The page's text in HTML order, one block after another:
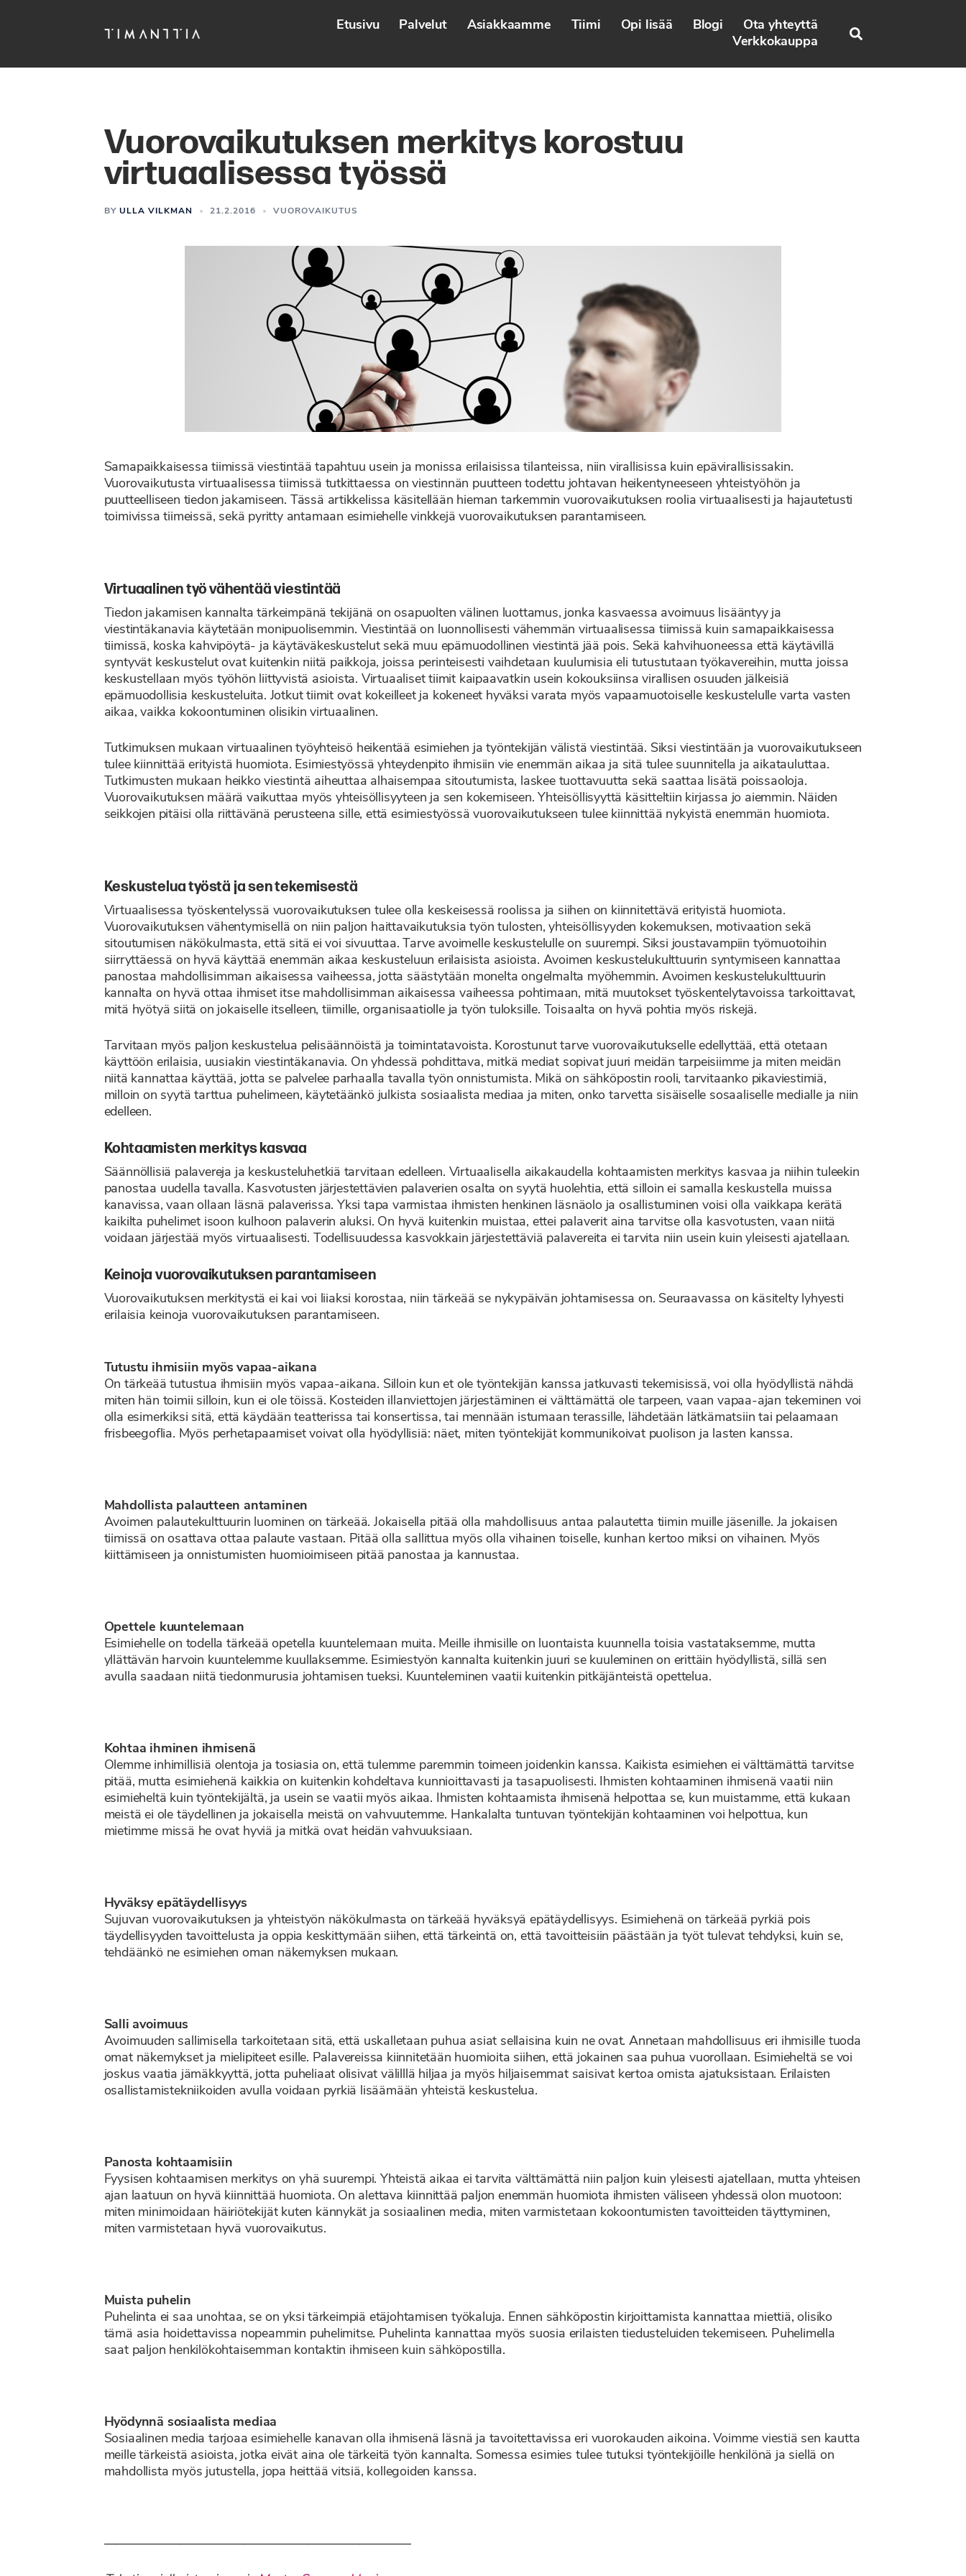
Etusivu Palvelut Asiakkaamme Tiimi Opi lisää Blogi
Ota yhteyttä
Verkkokauppa
Search
Vuorovaikutuksen merkitys korostuu
virtuaalisessa työssä
BY ULLA VILKMAN 21.2.2016 VUOROVAIKUTUS
Samapaikkaisessa tiimissä viestintää tapahtuu usein ja monissa erilaisissa tilanteissa, niin virallisissa kuin epävirallisissakin.
Vuorovaikutusta virtuaalisessa tiimissä tutkittaessa on viestinnän puutteen todettu johtavan heikentyneeseen yhteistyöhön ja
puutteelliseen tiedon jakamiseen. Tässä artikkelissa käsitellään hieman tarkemmin vuorovaikutuksen roolia virtuaalisesti ja hajautetusti
toimivissa tiimeissä, sekä pyritty antamaan esimiehelle vinkkejä vuorovaikutuksen parantamiseen.
Virtuaalinen työ vähentää viestintää
Tiedon jakamisen kannalta tärkeimpänä tekijänä on osapuolten välinen luottamus, jonka kasvaessa avoimuus lisääntyy ja
viestintäkanavia käytetään monipuolisemmin. Viestintää on luonnollisesti vähemmän virtuaalisessa tiimissä kuin samapaikkaisessa
tiimissä, koska kahvipöytä- ja käytäväkeskustelut sekä muu epämuodollinen viestintä jää pois. Sekä kahvihuoneessa että käytävillä
syntyvät keskustelut ovat kuitenkin niitä paikkoja, joissa perinteisesti vaihdetaan kuulumisia eli tutustutaan työkavereihin, mutta joissa
keskustellaan myös työhön liittyvistä asioista. Virtuaaliset tiimit kaipaavatkin usein kokouksiinsa virallisen osuuden jälkeisiä
epämuodollisia keskusteluita. Jotkut tiimit ovat kokeilleet ja kokeneet hyväksi varata myös vapaamuotoiselle keskustelulle varta vasten
aikaa, vaikka kokoontuminen olisikin virtuaalinen.
Tutkimuksen mukaan virtuaalinen työyhteisö heikentää esimiehen ja työntekijän välistä viestintää. Siksi viestintään ja vuorovaikutukseen
tulee kiinnittää erityistä huomiota. Esimiestyössä yhteydenpito ihmisiin vie enemmän aikaa ja sitä tulee suunnitella ja aikatauluttaa.
Tutkimusten mukaan heikko viestintä aiheuttaa alhaisempaa sitoutumista, laskee tuottavuutta sekä saattaa lisätä poissaoloja.
Vuorovaikutuksen määrä vaikuttaa myös yhteisöllisyyteen ja sen kokemiseen. Yhteisöllisyyttä käsitteltiin kirjassa jo aiemmin. Näiden
seikkojen pitäisi olla riittävänä perusteena sille, että esimiestyössä vuorovaikutukseen tulee kiinnittää nykyistä enemmän huomiota.
Keskustelua työstä ja sen tekemisestä
Virtuaalisessa työskentelyssä vuorovaikutuksen tulee olla keskeisessä roolissa ja siihen on kiinnitettävä erityistä huomiota.
Vuorovaikutuksen vähentymisellä on niin paljon haittavaikutuksia työn tulosten, yhteisöllisyyden kokemuksen, motivaation sekä
sitoutumisen näkökulmasta, että sitä ei voi sivuuttaa. Tarve avoimelle keskustelulle on suurempi. Siksi joustavampiin työmuotoihin
siirryttäessä on hyvä käyttää enemmän aikaa keskusteluun erilaisista asioista. Avoimen keskustelukulttuurin syntymiseen kannattaa
panostaa mahdollisimman aikaisessa vaiheessa, jotta säästytään monelta ongelmalta myöhemmin. Avoimen keskustelukulttuurin
kannalta on hyvä ottaa ihmiset itse mahdollisimman aikaisessa vaiheessa pohtimaan, mitä muutokset työskentelytavoissa tarkoittavat,
mitä hyötyä siitä on jokaiselle itselleen, tiimille, organisaatiolle ja työn tuloksille. Toisaalta on hyvä pohtia myös riskejä.
Tarvitaan myös paljon keskustelua pelisäännöistä ja toimintatavoista. Korostunut tarve vuorovaikutukselle edellyttää, että otetaan
käyttöön erilaisia, uusiakin viestintäkanavia. On yhdessä pohdittava, mitkä mediat sopivat juuri meidän tarpeisiimme ja miten meidän
niitä kannattaa käyttää, jotta se palvelee parhaalla tavalla työn onnistumista. Mikä on sähköpostin rooli, tarvitaanko pikaviestimiä,
milloin on syytä tarttua puhelimeen, käytetäänkö julkista sosiaalista mediaa ja miten, onko tarvetta sisäiselle sosaaliselle medialle ja niin
edelleen.
Kohtaamisten merkitys kasvaa
Säännöllisiä palavereja ja keskusteluhetkiä tarvitaan edelleen. Virtuaalisella aikakaudella kohtaamisten merkitys kasvaa ja niihin tuleekin
panostaa uudella tavalla. Kasvotusten järjestettävien palaverien osalta on syytä huolehtia, että silloin ei samalla keskustella muissa
kanavissa, vaan ollaan läsnä palaverissa. Yksi tapa varmistaa ihmisten henkinen läsnäolo ja osallistuminen voisi olla vaikkapa kerätä
kaikilta puhelimet isoon kulhoon palaverin aluksi. On hyvä kuitenkin muistaa, ettei palaverit aina tarvitse olla kasvotusten, vaan niitä
voidaan järjestää myös virtuaalisesti. Todellisuudessa kasvokkain järjestettäviä palavereita ei tarvita niin usein kuin yleisesti ajatellaan.
Keinoja vuorovaikutuksen parantamiseen
Vuorovaikutuksen merkitystä ei kai voi liiaksi korostaa, niin tärkeää se nykypäivän johtamisessa on. Seuraavassa on käsitelty lyhyesti
erilaisia keinoja vuorovaikutuksen parantamiseen.
Tutustu ihmisiin myös vapaa-aikana
On tärkeää tutustua ihmisiin myös vapaa-aikana. Silloin kun et ole työntekijän kanssa jatkuvasti tekemisissä, voi olla hyödyllistä nähdä
miten hän toimii silloin, kun ei ole töissä. Kosteiden illanviettojen järjestäminen ei välttämättä ole tarpeen, vaan vapaa-ajan tekeminen voi
olla esimerkiksi sitä, että käydään teatterissa tai konsertissa, tai mennään istumaan terassille, lähdetään lätkämatsiin tai pelaamaan
frisbeegoflia. Myös perhetapaamiset voivat olla hyödyllisiä: näet, miten työntekijät kommunikoivat puolison ja lasten kanssa.
Mahdollista palautteen antaminen
Avoimen palautekulttuurin luominen on tärkeää. Jokaisella pitää olla mahdollisuus antaa palautetta tiimin muille jäsenille. Ja jokaisen
tiimissä on osattava ottaa palaute vastaan. Pitää olla sallittua myös olla vihainen toiselle, kunhan kertoo miksi on vihainen. Myös
kiittämiseen ja onnistumisten huomioimiseen pitää panostaa ja kannustaa.
Opettele kuuntelemaan
Esimiehelle on todella tärkeää opetella kuuntelemaan muita. Meille ihmisille on luontaista kuunnella toisia vastataksemme, mutta
yllättävän harvoin kuuntelemme kuullaksemme. Esimiestyön kannalta kuitenkin juuri se kuuleminen on erittäin hyödyllistä, sillä sen
avulla saadaan niitä tiedonmurusia johtamisen tueksi. Kuunteleminen vaatii kuitenkin pitkäjänteistä opettelua.
Kohtaa ihminen ihmisenä
Olemme inhimillisiä olentoja ja tosiasia on, että tulemme paremmin toimeen joidenkin kanssa. Kaikista esimiehen ei välttämättä tarvitse
pitää, mutta esimiehenä kaikkia on kuitenkin kohdeltava kunnioittavasti ja tasapuolisesti. Ihmisten kohtaaminen ihmisenä vaatii niin
esimieheltä kuin työntekijältä, ja usein se vaatii myös aikaa. Ihmisten kohtaamista ihmisenä helpottaa se, kun muistamme, että kukaan
meistä ei ole täydellinen ja jokaisella meistä on vahvuutemme. Hankalalta tuntuvan työntekijän kohtaaminen voi helpottua, kun
mietimme missä he ovat hyviä ja mitkä ovat heidän vahvuuksiaan.
Hyväksy epätäydellisyys
Sujuvan vuorovaikutuksen ja yhteistyön näkökulmasta on tärkeää hyväksyä epätäydellisyys. Esimiehenä on tärkeää pyrkiä pois
täydellisyyden tavoittelusta ja oppia keskittymään siihen, että tärkeintä on, että tavoitteisiin päästään ja työt tulevat tehdyksi, kuin se,
tehdäänkö ne esimiehen oman näkemyksen mukaan.
Salli avoimuus
Avoimuuden sallimisella tarkoitetaan sitä, että uskalletaan puhua asiat sellaisina kuin ne ovat. Annetaan mahdollisuus eri ihmisille tuoda
omat näkemykset ja mielipiteet esille. Palavereissa kiinnitetään huomioita siihen, että jokainen saa puhua vuorollaan. Esimieheltä se voi
joskus vaatia jämäkkyyttä, jotta puheliaat olisivat välilllä hiljaa ja myös hiljaisemmat saisivat kertoa omista ajatuksistaan. Erilaisten
osallistamistekniikoiden avulla voidaan pyrkiä lisäämään yhteistä keskustelua.
Panosta kohtaamisiin
Fyysisen kohtaamisen merkitys on yhä suurempi. Yhteistä aikaa ei tarvita välttämättä niin paljon kuin yleisesti ajatellaan, mutta yhteisen
ajan laatuun on hyvä kiinnittää huomiota. On alettava kiinnittää paljon enemmän huomiota ihmisten väliseen yhdessä olon muotoon:
miten minimoidaan häiriötekijät kuten kännykät ja sosiaalinen media, miten varmistetaan kokoontumisten tavoitteiden täyttyminen,
miten varmistetaan hyvä vuorovaikutus.
Muista puhelin
Puhelinta ei saa unohtaa, se on yksi tärkeimpiä etäjohtamisen työkaluja. Ennen sähköpostin kirjoittamista kannattaa miettiä, olisiko
tämä asia hoidettavissa nopeammin puhelimitse. Puhelinta kannattaa myös suosia erilaisten tiedusteluiden tekemiseen. Puhelimella
saat paljon henkilökohtaisemman kontaktin ihmiseen kuin sähköpostilla.
Hyödynnä sosiaalista mediaa
Sosiaalinen media tarjoaa esimiehelle kanavan olla ihmisenä läsnä ja tavoitettavissa eri vuorokauden aikoina. Voimme viestiä sen kautta
meille tärkeistä asioista, jotka eivät aina ole tärkeitä työn kannalta. Somessa esimies tulee tutuksi työntekijöille henkilönä ja siellä on
mahdollista myös jutustella, jopa heittää vitsiä, kollegoiden kanssa.
————————————————————————